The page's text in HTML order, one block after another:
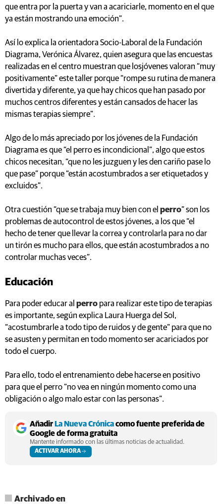
que entra por la puerta y van a acariciarle, momento en el que
ya están mostrando una emoción”.
Así lo explica la orientadora Socio-Laboral de la Fundación
Diagrama, Verónica Álvarez, quien asegura que las encuestas
realizadas en el centro muestran que losjóvenes valoran “muy
positivamente” este taller porque “rompe su rutina de manera
divertida y diferente, ya que hay chicos que han pasado por
muchos centros diferentes y están cansados de hacer las
mismas terapias siempre”.
Algo de lo más apreciado por los jóvenes de la Fundación
Diagrama es que “el perro es incondicional”, algo que estos
chicos necesitan, “que no les juzguen y les den cariño pase lo
que pase” porque “están acostumbrados a ser etiquetados y
excluidos”.
Otra cuestión “que se trabaja muy bien con el perro” son los
problemas de autocontrol de estos jóvenes, a los que “el
hecho de tener que llevar la correa y controlarla para no dar
un tirón es mucho para ellos, que están acostumbrados a no
controlar muchas veces”.
Educación
Para poder educar al perro para realizar este tipo de terapias
es importante, según explica Laura Huerga del Sol,
“acostumbrarle a todo tipo de ruidos y de gente” para que no
se asusten y permitan en todo momento ser acariciados por
todo el cuerpo.
Para ello, todo el entrenamiento debe hacerse en positivo
para que el perro “no vea en ningún momento como una
obligación o algo malo estar con las personas”.
AñadirLa Nueva Crónicacomo fuente preferida de
Google de forma gratuita
Mantente informado con las últimas noticias de actualidad.
ACTIVAR AHORA
Archivado en